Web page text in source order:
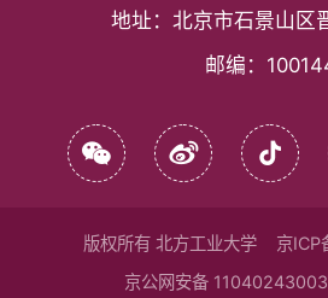
地址： 北京市石景山区
邮编：
版权所有 北方工业大学
京
京公网安备